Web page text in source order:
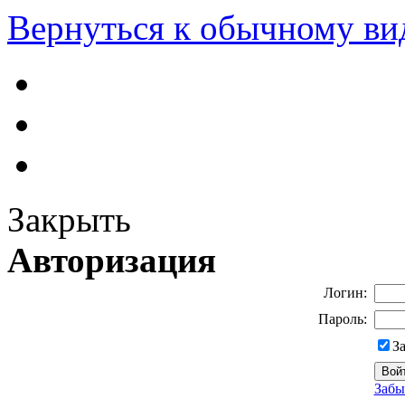
Вернуться к обычному
Закрыть
Авторизация
Логин:
Пароль: